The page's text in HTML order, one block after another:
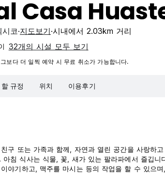
Casa
시코 지도보기 시내에서 2.03km 거리
32개의 시설 모두 보기
보다 더 일찍 예약 시 무료 취소가 가능합니다.
규정 위치 이용후기
구 또는 가족과 함께, 자연과 열린 공간을 사랑하
아침 식사는 식물, 꽃, 새가 있는 팔라파에서 즐깁
야기하고, 맥주를 마시는 등의 작업을 할 수 있으